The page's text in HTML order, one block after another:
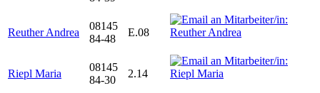
Reuther Andrea
08145
84-48
E.08
Riepl Maria
08145
84-30
2.14